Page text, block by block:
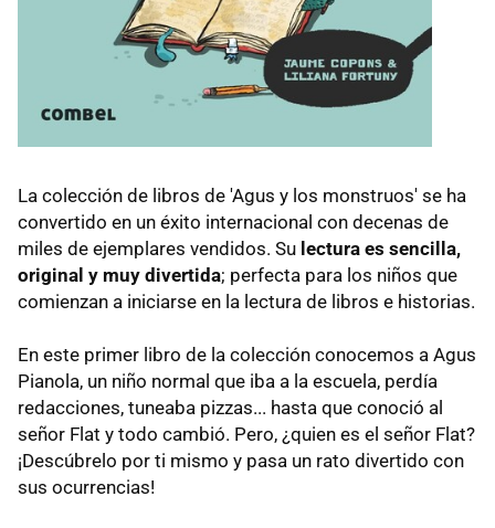
La colección de libros de 'Agus y los monstruos' se ha
convertido en un éxito internacional con decenas de
miles de ejemplares vendidos. Su lectura es sencilla,
original y muy divertida; perfecta para los niños que
comienzan a iniciarse en la lectura de libros e historias.
En este primer libro de la colección conocemos a Agus
Pianola, un niño normal que iba a la escuela, perdía
redacciones, tuneaba pizzas... hasta que conoció al
señor Flat y todo cambió. Pero, ¿quien es el señor Flat?
¡Descúbrelo por ti mismo y pasa un rato divertido con
sus ocurrencias!